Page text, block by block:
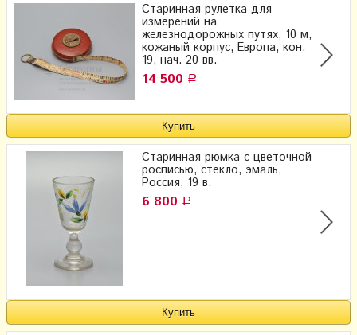
Старинная рулетка для
измерений на
железнодорожных путях, 10 м,
кожаный корпус, Европа, кон.
19, нач. 20 вв.
14 500 Р
Старинная рюмка с цветочной
росписью, стекло, эмаль,
Россия, 19 в.
6 800 Р